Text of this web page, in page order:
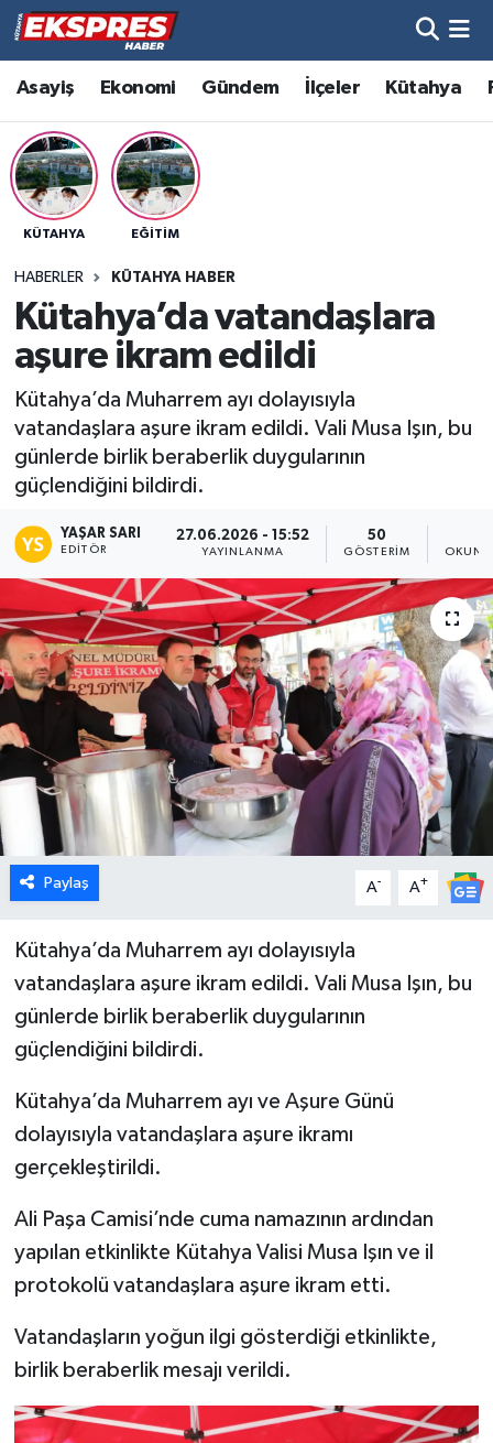
Asayiş Ekonomi Gündem İlçeler Kütahya
KÜTAHYA EĞITIM
HABERLER KÜTAHYA HABER
Kütahya’da vatandaşlara
aşure ikram edildi
Kütahya’da Muharrem ayı dolayısıyla
vatandaşlara aşure ikram edildi. Vali Musa Işın, bu
günlerde birlik beraberlik duygularının
güçlendiğini bildirdi.
YAŞAR SARI
EDITÖR
27.06.2026 - 15:52
YAYINLANMA
50
GÖSTERIM
Paylaş A- A+
Kütahya’da Muharrem ayı dolayısıyla
vatandaşlara aşure ikram edildi. Vali Musa Işın, bu
günlerde birlik beraberlik duygularının
güçlendiğini bildirdi.
Kütahya’da Muharrem ayı ve Aşure Günü
dolayısıyla vatandaşlara aşure ikramı
gerçekleştirildi.
Ali Paşa Camisi’nde cuma namazının ardından
yapılan etkinlikte Kütahya Valisi Musa Işın ve il
protokolü vatandaşlara aşure ikram etti.
Vatandaşların yoğun ilgi gösterdiği etkinlikte,
birlik beraberlik mesajı verildi.
Altıntaş
Asayiş
Aslanapa
Bölge
Çavdarhisar
Domaniç
Dumlupınar
Dünya
Eğitim
Ekonomi
Emet
Foto Galeri
Gediz
Genel
Hisarcık
İlçeler
Köşe Yazıları
Kültür Sanat
Kütahya
Magazin
Pazarlar
Politika
Hava Durumu
Trafik Durumu
Süper Lig Puan Durumu ve Fikstür
Son Dakika Haberleri
Haber Arşivi